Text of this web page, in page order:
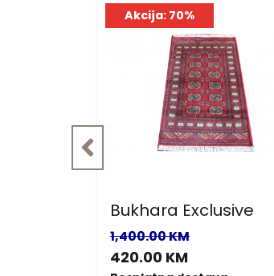
Akcija: 70%
Bukhara Exclusive
1,400.00 KM
420.00 KM